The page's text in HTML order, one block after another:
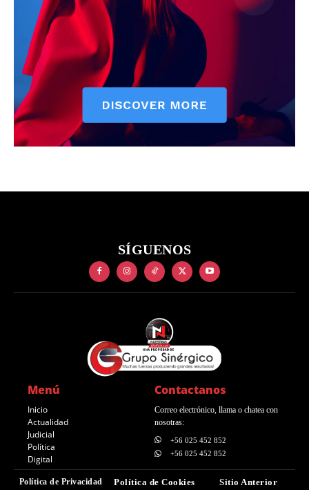
SÍGUENOS
Menú
Inicio
Actualidad
Judicial
Política
Digital
Contactanos
Correo electrónico, llama o chatea con
nosotras:
+56 025 452 852
+56 025 452 852
Política de Privacidad Política de Cookies Sitio Anterior